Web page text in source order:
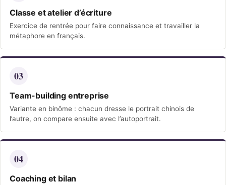
Classe et atelier d’écriture
Exercice de rentrée pour faire connaissance et travailler la
métaphore en français.
03
Team-building entreprise
Variante en binôme : chacun dresse le portrait chinois de
l’autre, on compare ensuite avec l’autoportrait.
04
Coaching et bilan